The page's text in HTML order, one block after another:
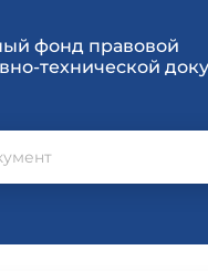
фонд правовой
технической